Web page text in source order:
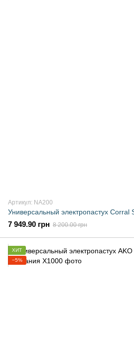
Артикул: NA200
Универсальный электропастух
7 949.90 грн 8 200.00 грн
ХИТ
−5%